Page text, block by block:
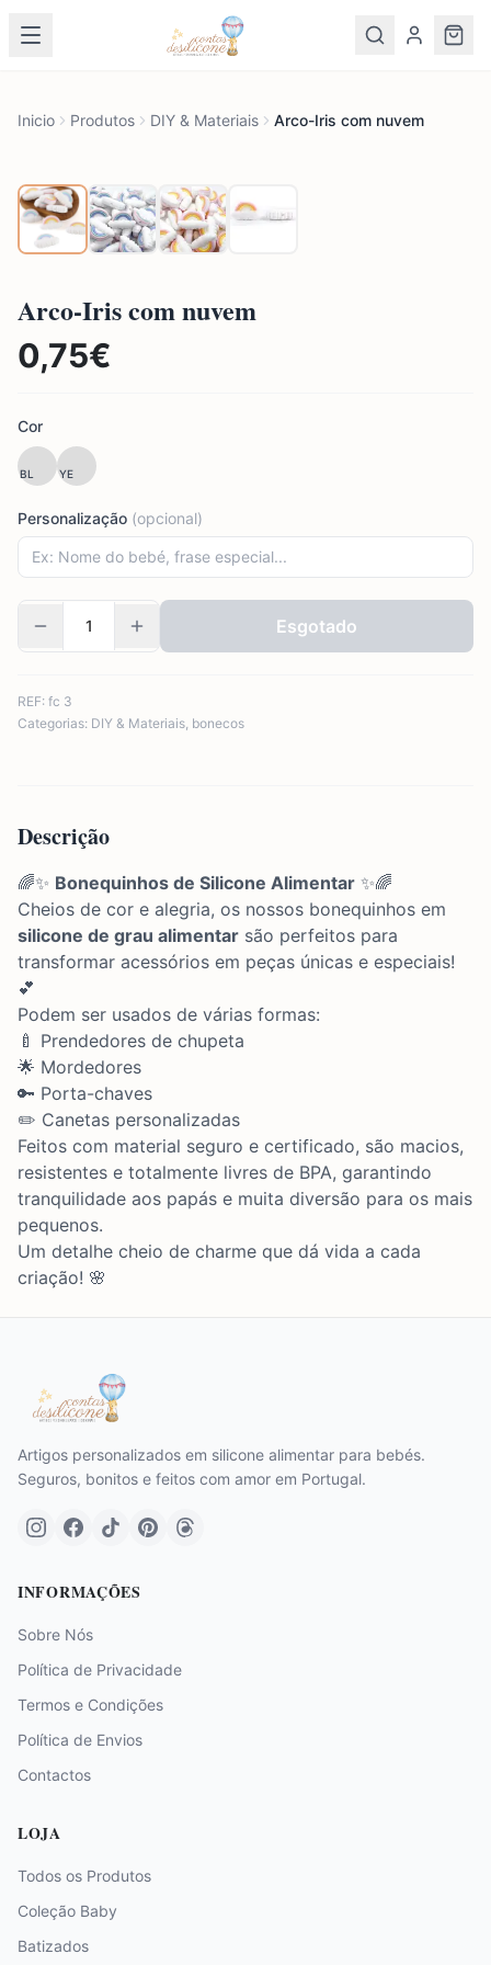
Inicio Produtos DIY & Materiais Arco-Iris com nuvem
Arco-Iris com nuvem
0,75€
Cor
BL YE
Personalização (opcional)
Esgotado
REF: fc 3
Categorias: DIY & Materiais, bonecos
Descrição
🌈✨ Bonequinhos de Silicone Alimentar ✨🌈
Cheios de cor e alegria, os nossos bonequinhos em
silicone de grau alimentar são perfeitos para
transformar acessórios em peças únicas e especiais!
💕
Podem ser usados de várias formas:
🍼 Prendedores de chupeta
🌟 Mordedores
🔑 Porta-chaves
✏️ Canetas personalizadas
Feitos com material seguro e certificado, são macios,
resistentes e totalmente livres de BPA, garantindo
tranquilidade aos papás e muita diversão para os mais
pequenos.
Um detalhe cheio de charme que dá vida a cada
criação! 🌸
Artigos personalizados em silicone alimentar para bebés.
Seguros, bonitos e feitos com amor em Portugal.
INFORMAÇÕES
Sobre Nós
Política de Privacidade
Termos e Condições
Política de Envios
Contactos
LOJA
Todos os Produtos
Coleção Baby
Batizados